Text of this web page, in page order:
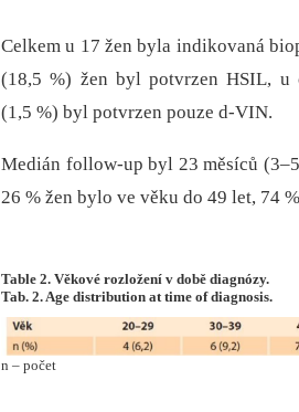
Celkem u 17 žen byla indikovaná
(18,5 %) žen byl potvrzen HSIL,
(1,5 %) byl potvrzen pouze d-VIN.
Medián follow-up byl 23 měsíců
26 % žen bylo ve věku do 49 let, 74
Table 2. Věkové rozložení v době diagnózy.
Tab. 2. Age distribution at time of diagnosis.
n – počet